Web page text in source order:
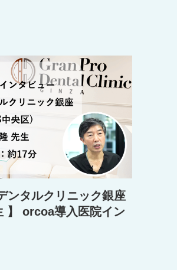
ンタルクリニック銀座
】 orcoa導入医院イン